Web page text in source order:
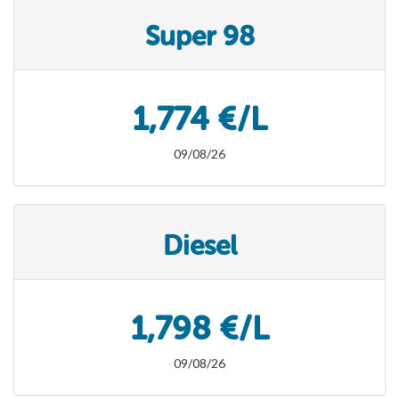
Super 98
1,774 €/L
09/08/26
Diesel
1,798 €/L
09/08/26